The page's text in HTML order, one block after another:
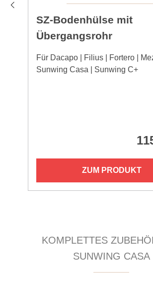
SZ-Bodenhülse mit
Übergangsrohr
Für Dacapo | Filius | Fortero |
Sunwing Casa | Sunwing C+
ZUM PRODUKT
KOMPLETTES
SUNWING CASA